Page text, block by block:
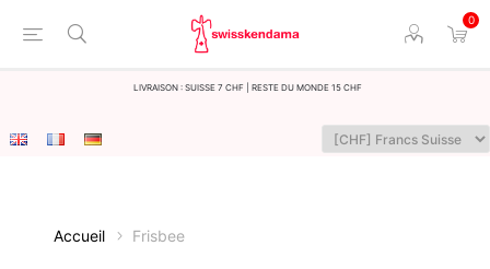
0
LIvraison : Suisse 7 CHF | Reste du monde 15 CHF
Accueil Frisbee